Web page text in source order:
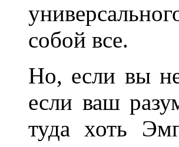
собой все.
Но, если вы
если ваш
туда хоть